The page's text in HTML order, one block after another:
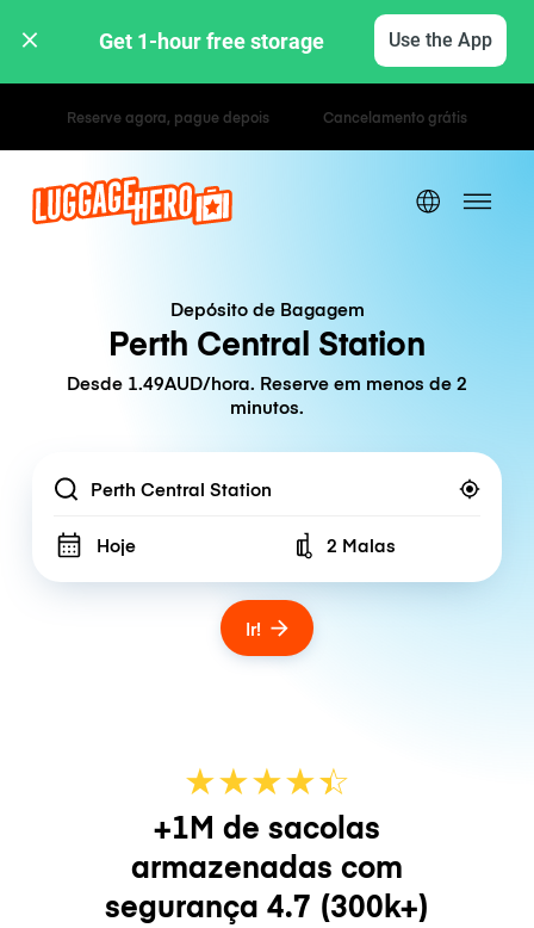
Get 1-hour free storage Use the App
Tarifas horárias / diárias
Depósito de Bagagem
Perth Central Station
Desde 1.49AUD/hora. Reserve em menos de 2
minutos.
Location
Hoje Number of bags
2 Malas
Ir!
★★★★☆
★
+1M de sacolas
armazenadas com
segurança 4.7 (300k+)